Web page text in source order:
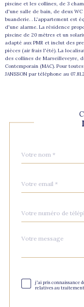
piscine et les collines, de 3
d'une salle de bain, de deux
buanderie. . L'appartement est
d'une alarme. La résidence
piscine de 20 mètres et un
adapté aux PMR et inclut des
pièces (air frais l'été). La
des collines de Marseilleveyre,
Contemporain (MAC). Pour
JANSSON par téléphone au
par
*
*
*
Fieldset
Message
*
j'ai pris connaissance
relatives au traitement